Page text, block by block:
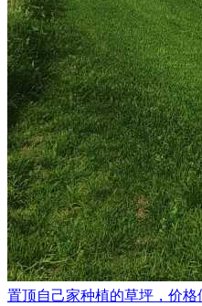
置顶自己家种植的草坪，价格